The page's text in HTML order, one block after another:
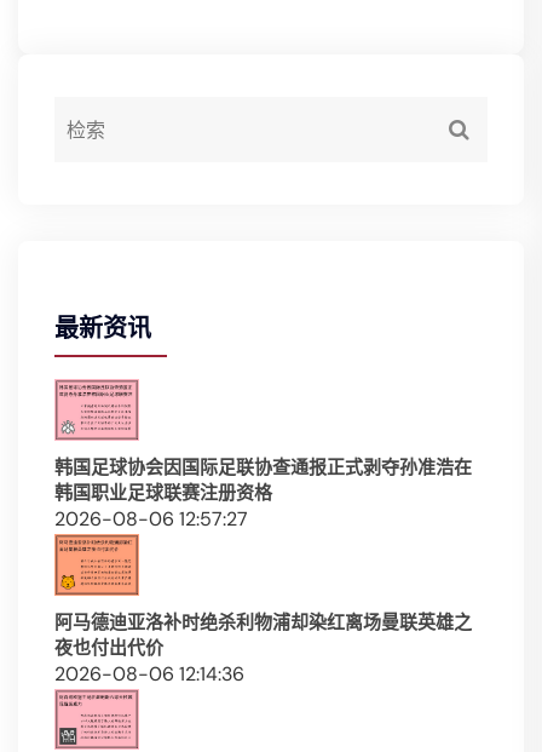
最新资讯
韩国足球协会因国际足联协查通报正式剥夺孙准浩在
韩国职业足球联赛注册资格
2026-08-06 12:57:27
阿马德迪亚洛补时绝杀利物浦却染红离场曼联英雄之
夜也付出代价
2026-08-06 12:14:36